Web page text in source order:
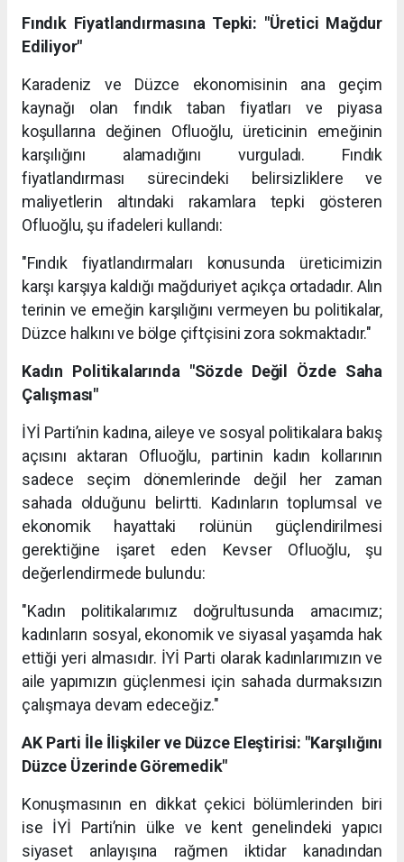
Fındık Fiyatlandırmasına Tepki: "Üretici Mağdur
Ediliyor"
Karadeniz ve Düzce ekonomisinin ana geçim
kaynağı olan fındık taban fiyatları ve piyasa
koşullarına değinen Ofluoğlu, üreticinin emeğinin
karşılığını alamadığını vurguladı. Fındık
fiyatlandırması sürecindeki belirsizliklere ve
maliyetlerin altındaki rakamlara tepki gösteren
Ofluoğlu, şu ifadeleri kullandı:
"Fındık fiyatlandırmaları konusunda üreticimizin
karşı karşıya kaldığı mağduriyet açıkça ortadadır. Alın
terinin ve emeğin karşılığını vermeyen bu politikalar,
Düzce halkını ve bölge çiftçisini zora sokmaktadır."
Kadın Politikalarında "Sözde Değil Özde Saha
Çalışması"
İYİ Parti’nin kadına, aileye ve sosyal politikalara bakış
açısını aktaran Ofluoğlu, partinin kadın kollarının
sadece seçim dönemlerinde değil her zaman
sahada olduğunu belirtti. Kadınların toplumsal ve
ekonomik hayattaki rolünün güçlendirilmesi
gerektiğine işaret eden Kevser Ofluoğlu, şu
değerlendirmede bulundu:
"Kadın politikalarımız doğrultusunda amacımız;
kadınların sosyal, ekonomik ve siyasal yaşamda hak
ettiği yeri almasıdır. İYİ Parti olarak kadınlarımızın ve
aile yapımızın güçlenmesi için sahada durmaksızın
çalışmaya devam edeceğiz."
AK Parti İle İlişkiler ve Düzce Eleştirisi: "Karşılığını
Düzce Üzerinde Göremedik"
Konuşmasının en dikkat çekici bölümlerinden biri
ise İYİ Parti’nin ülke ve kent genelindeki yapıcı
siyaset anlayışına rağmen iktidar kanadından